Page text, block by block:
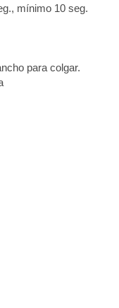
mínimo 10 seg.
para colgar.